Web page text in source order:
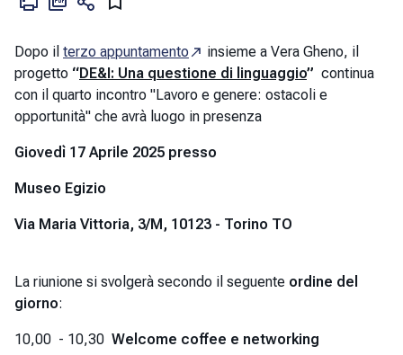
Dopo il terzo appuntamento
insieme a Vera Gheno, il
progetto “DE&I: Una questione di linguaggio” continua
con il quarto incontro "Lavoro e genere: ostacoli e
opportunità" che avrà luogo in presenza
Giovedì 17 Aprile 2025 presso
Museo Egizio
Via Maria Vittoria, 3/M, 10123 - Torino TO
La riunione si svolgerà secondo il seguente ordine del
giorno:
10,00 - 10,30 Welcome coffee e networking